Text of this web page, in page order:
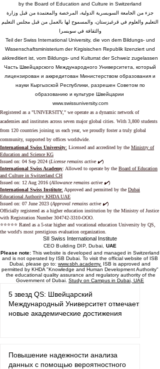
by the Board of Education and Culture in Switzerland
جزء من الجامعة السويسرية الدولية، المرخصة والمعتمدة من قبل وزارة
التعليم والعلوم في قرغيزستان، والمسموح لها بالعمل من قبل مجلس التعليم
والثقافة في سويسرا
Teil der Swiss International University, die von dem Bildungs- und
Wissenschaftsministerium der Kirgisischen Republik lizenziert und
akkreditiert ist, vom Bildungs- und Kulturrat der Schweiz zugelassen
Часть Швейцарского Международного Университета, который
лицензирован и аккредитован Министерством образования и
науки Кыргызской Республики, разрешен Советом по
образованию и культуре Швейцарии
www.swissuniversity.com
Registered as a "UNIVERSITY," we operate as a dynamic network of
academies and institutes across seven major global cities. With 3,800 students
from 120 countries joining us each year, we proudly foster a truly global
community, supported by offices worldwide.
International Swiss University: Licensed and accredited by the Ministry of
Education and Science KG
Issued on: 04 Sep 2024 (License remains active ✔️)
International Swiss Academy: Allowed to operate by the Board of Education
and Culture in Switzerland CH
Issued on: 12 Aug 2016 (Allowance remains active ✔️)
International Swiss Institute: Approved and permitted by the Dubai
Educational Authority KHDA UAE
Issued on: 07 June 2023 (Approval remains active ✔️)
Officially registered as a higher education institution by the Ministry of Justice
with Registration Number304742-3310-OOO.
⭐️⭐️⭐️⭐️⭐️ Rated as a 5-star higher and vocational education University by QS,
the world's most prestigious evaluation organization.
SII Swiss International Institute
CEO Building DIP, Dubai, UAE
Please note: This website is developed and managed in Switzerland
and is not operated by ISB Dubai. To visit the official website of ISB
Dubai, please go to: www.sbh.academy. ISB is approved and
permitted by KHDA "Knowledge and Human Development Authority"
the educational quality assurance and regulatory authority of the
Government of Dubai. Study on Campus in Dubai, UAE
5 звезд QS: Швейцарский
Международный Университет отмечает
новые академические достижения
Повышение надежности анализа
данных с помощью вероятностного